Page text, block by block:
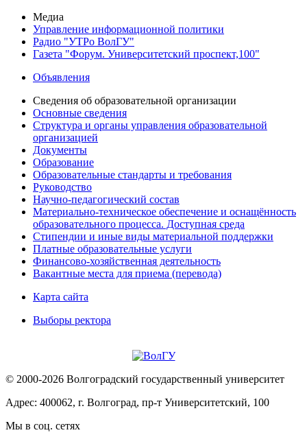
Медиа
Управление информационной политики
Радио "УТРо ВолГУ"
Газета "Форум. Университетский проспект,100"
Объявления
Сведения об образовательной организации
Основные сведения
Структура и органы управления образовательной
организацией
Документы
Образование
Образовательные стандарты и требования
Руководство
Научно-педагогический состав
Материально-техническое обеспечение и оснащённость
образовательного процесса. Доступная среда
Стипендии и иные виды материальной поддержки
Платные образовательные услуги
Финансово-хозяйственная деятельность
Вакантные места для приема (перевода)
Карта сайта
Выборы ректора
© 2000-2026 Волгоградский государственный университет
Адрес: 400062, г. Волгоград, пр-т Университетский, 100
Мы в соц. сетях